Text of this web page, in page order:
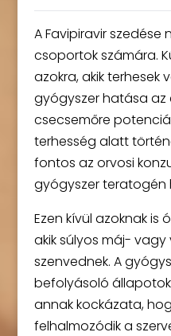
A Favipiravir
csoportok számára.
azokra, akik terhesek
gyógyszer hatása az
csecsemőre
terhesség alatt
fontos az orvosi
gyógyszer teratogén
Ezen kívül azoknak is
akik súlyos máj-
szenvednek. A
befolyásoló
annak kockázata,
felhalmozódik a